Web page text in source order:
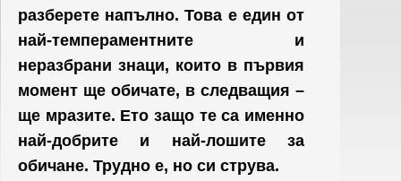
разберете напълно. Това е един от
най-темпераментните и
неразбрани знаци, които в първия
момент ще обичате, в следващия –
ще мразите. Ето защо те са именно
най-добрите и най-лошите за
обичане. Трудно е, но си струва.